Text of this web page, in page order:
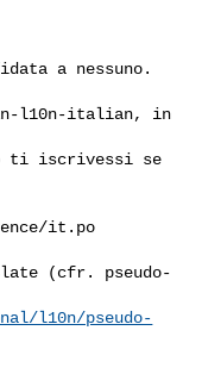
a nessuno.
l10n-italian, in
ti iscrivessi se
(cfr. pseudo-
l10n/pseudo-